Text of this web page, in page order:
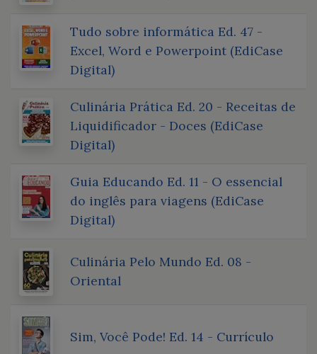
Tudo sobre informática Ed. 47 -
Excel, Word e Powerpoint (EdiCase
Digital)
Culinária Prática Ed. 20 - Receitas de
Liquidificador - Doces (EdiCase
Digital)
Guia Educando Ed. 11 - O essencial
do inglês para viagens (EdiCase
Digital)
Culinária Pelo Mundo Ed. 08 -
Oriental
Sim, Você Pode! Ed. 14 - Currículo